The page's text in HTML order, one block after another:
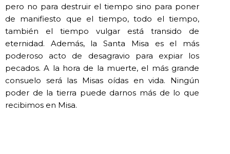
pero no para destruir el tiempo sino para poner
de manifiesto que el tiempo, todo el tiempo,
también el tiempo vulgar está transido de
eternidad. Además, la Santa Misa es el más
poderoso acto de desagravio para expiar los
pecados. A la hora de la muerte, el más grande
consuelo será las Misas oídas en vida. Ningún
poder de la tierra puede darnos más de lo que
recibimos en Misa.